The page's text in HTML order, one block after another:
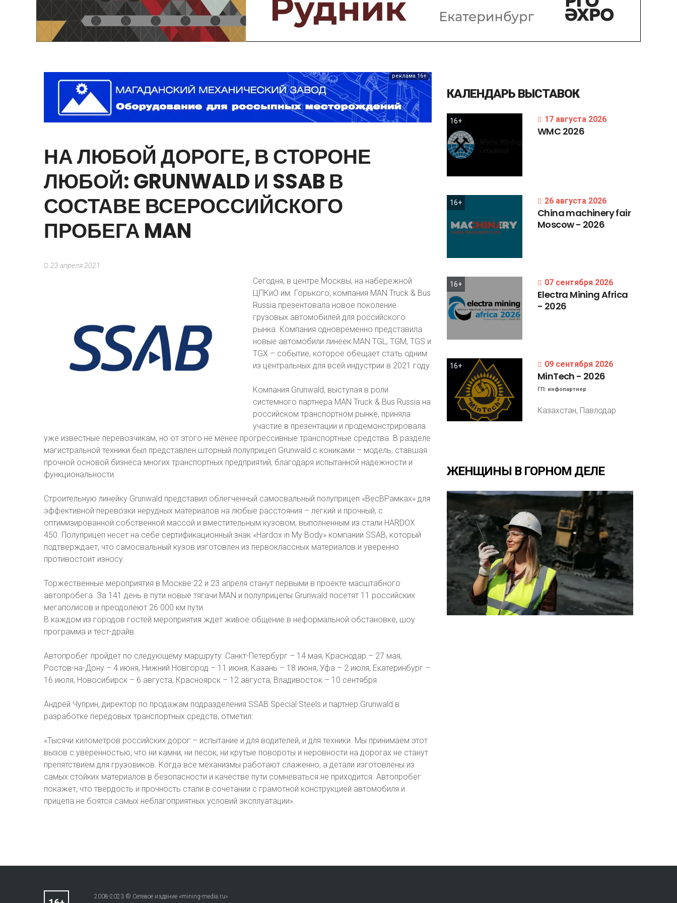
Предприятия и компании
Интервью
Выставки, Конференции
реклама 16+
НАЛЮБОЙДОРОГЕ,ВСТОРОНЕ
ЛЮБОЙ:GRUNWALDИ SSABВ
СОСТАВЕВСЕРОССИЙСКОГО
ПРОБЕГАMAN
23 апреля 2021
Сегодня, в центре Москвы, на набережной
ЦПКиО им. Горького, компания MAN Truck & Bus
Russia презентовала новое поколение
грузовых автомобилей для российского
рынка. Компания одновременно представила
новые автомобили линеек MAN TGL, TGM, TGS и
TGX – событие, которое обещает стать одним
из центральных для всей индустрии в 2021 году.
Компания Grunwald, выступая в роли
системного партнера MAN Truck & Bus Russia на
российском транспортном рынке, приняла
участие в презентации и продемонстрировала
уже известные перевозчикам, но от этого не менее прогрессивные транспортные средства. В разделе
магистральной техники был представлен шторный полуприцеп Grunwald с кониками – модель, ставшая
прочной основой бизнеса многих транспортных предприятий, благодаря испытанной надежности и
функциональности.
Строительную линейку Grunwald представил облегченный самосвальный полуприцеп «ВесВРамках» для
эффективной перевозки нерудных материалов на любые расстояния – легкий и прочный, с
оптимизированной собственной массой и вместительным кузовом, выполненным из стали HARDOX
450. Полуприцеп несет на себе сертификационный знак «Hardox in My Body» компании SSAB, который
подтверждает, что самосвальный кузов изготовлен из первоклассных материалов и уверенно
противостоит износу.
Торжественные мероприятия в Москве 22 и 23 апреля станут первыми в проекте масштабного
автопробега. За 141 день в пути новые тягачи MAN и полуприцепы Grunwald посетят 11 российских
мегаполисов и преодолеют 26 000 км пути.
В каждом из городов гостей мероприятия ждет живое общение в неформальной обстановке, шоу
программа и тест-драйв.
Автопробег пройдет по следующему маршруту: Санкт-Петербург – 14 мая, Краснодар – 27 мая,
Ростов-на-Дону – 4 июня, Нижний Новгород – 11 июня, Казань – 18 июня, Уфа – 2 июля, Екатеринбург –
16 июля, Новосибирск – 6 августа, Красноярск – 12 августа, Владивосток – 10 сентября.
Андрей Чуприн, директор по продажам подразделения SSAB Special Steels и партнёр Grunwald в
разработке передовых транспортных средств, отметил:
«Тысячи километров российских дорог – испытание и для водителей, и для техники. Мы принимаем этот
вызов с уверенностью, что ни камни, ни песок, ни крутые повороты и неровности на дорогах не станут
препятствием для грузовиков. Когда все механизмы работают слаженно, а детали изготовлены из
самых стойких материалов в безопасности и качестве пути сомневаться не приходится. Автопробег
покажет, что твёрдость и прочность стали в сочетании с грамотной конструкцией автомобиля и
прицепа не боятся самых неблагоприятных условий эксплуатации».
КАЛЕНДАРЬ ВЫСТАВОК
16+ 17 августа 2026
WMC 2026
16+ 26 августа 2026
Chinamachineryfair
Moscow- 2026
16+ 07 сентября 2026
Electra MiningAfrica
- 2026
16+ 09 сентября 2026
MinTech - 2026
ГП: инфопартнер
Казахстан, Павлодар
ЖЕНЩИНЫ В ГОРНОМ ДЕЛЕ
2008-2023 © Сетевое издание «mining-media.ru»